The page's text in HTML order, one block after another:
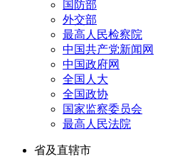
国防部
外交部
最高人民检察院
中国共产党新闻网
中国政府网
全国人大
全国政协
国家监察委员会
最高人民法院
省及直辖市